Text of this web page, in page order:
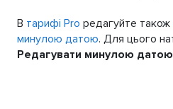
В тарифі Pro редагуйте також
минулою датою. Для цього
Редагувати минулою датою